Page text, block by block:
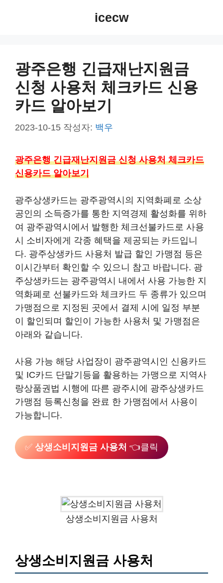
icecw
광주은행 긴급재난지원금
신청 사용처 체크카드 신용
카드 알아보기
2023-10-15 작성자: 백우
광주은행 긴급재난지원금 신청 사용처 체크카드
신용카드 알아보기
광주상생카드는 광주광역시의 지역화폐로 소상
공인의 소득증가를 통한 지역경제 활성화를 위하
여 광주광역시에서 발행한 체크선불카드로 사용
시 소비자에게 각종 혜택을 제공되는 카드입니
다. 광주상생카드 사용처 발급 할인 가맹점 등은
이시간부터 확인할 수 있으니 참고 바랍니다. 광
주상생카드는 광주광역시 내에서 사용 가능한 지
역화폐로 선불카드와 체크카드 두 종류가 있으며
가맹점으로 지정된 곳에서 결제 시에 일정 부분
이 할인되며 할인이 가능한 사용처 및 가맹점은
아래와 같습니다.
사용 가능 해당 사업장이 광주광역시인 신용카드
및 IC카드 단말기등을 활용하는 가맹으로 지역사
랑상품권법 시행에 따른 광주시에 광주상생카드
가맹점 등록신청을 완료 한 가맹점에서 사용이
가능합니다.
✅ 상생소비지원금 사용처 👈클릭
상생소비지원금 사용처
상생소비지원금 사용처